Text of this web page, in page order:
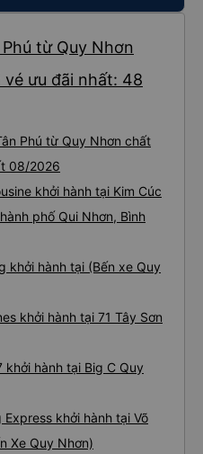
từ Quy Nhơn
ưu đãi nhất: 48
Phú từ Quy Nhơn chất
08/2026
khởi hành tại Kim Cúc
phố Qui Nhơn, Bình
khởi hành tại (Bến xe Quy
khởi hành tại 71 Tây Sơn
khởi hành tại Big C Quy
khởi hành tại Võ
Xe Quy Nhơn)